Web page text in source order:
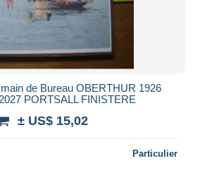
de Bureau OBERTHUR 1926
PORTSALL FINISTERE
± US$ 15,02
Particulier